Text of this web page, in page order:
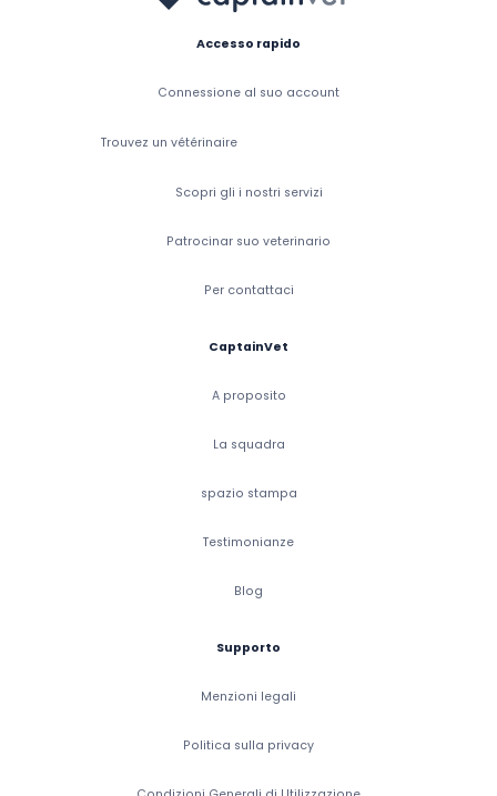
Accesso rapido
Connessione al suo account
Trouvez un vétérinaire
Scopri gli i nostri servizi
Patrocinar suo veterinario
Per contattaci
CaptainVet
A proposito
La squadra
spazio stampa
Testimonianze
Blog
Supporto
Menzioni legali
Politica sulla privacy